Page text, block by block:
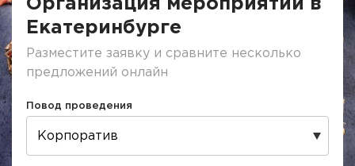
Организация мероприятий в
Екатеринбурге
Разместите заявку и сравните несколько
предложений онлайн
Повод проведения